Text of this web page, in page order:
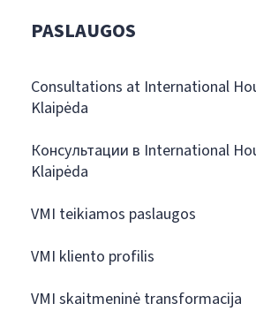
PASLAUGOS
Consultations at International
Klaipėda
Консультации в International
Klaipėda
VMI teikiamos paslaugos
VMI kliento profilis
VMI skaitmeninė transformacija